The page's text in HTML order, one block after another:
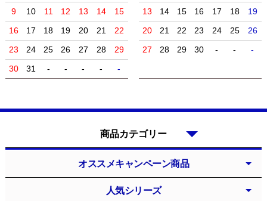
9
10 11 12 13 14
15
16
17 18 19 20 21
22
23
24 25 26 27 28
29
30
31 - - - - -
13
14 15 16 17 18
19
20
21 22 23 24 25
26
27
28 29 30 - - -
オススメキャンペーン商品
人気シリーズ
商品カテゴリー